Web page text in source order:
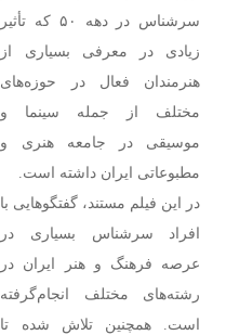
سرشناس در دهه ۵۰ که تأثیر
زیادی در معرفی بسیاری از
هنرمندان فعال در حوزه‌های
مختلف از جمله سینما و
موسیقی در جامعه هنری و
مطبوعاتی ایران داشته است.
در این فیلم مستند، گفتگوهایی با
افراد سرشناس بسیاری در
عرصه فرهنگ و هنر ایران در
رشته‌های مختلف انجام‌گرفته
است. همچنین تلاش شده تا